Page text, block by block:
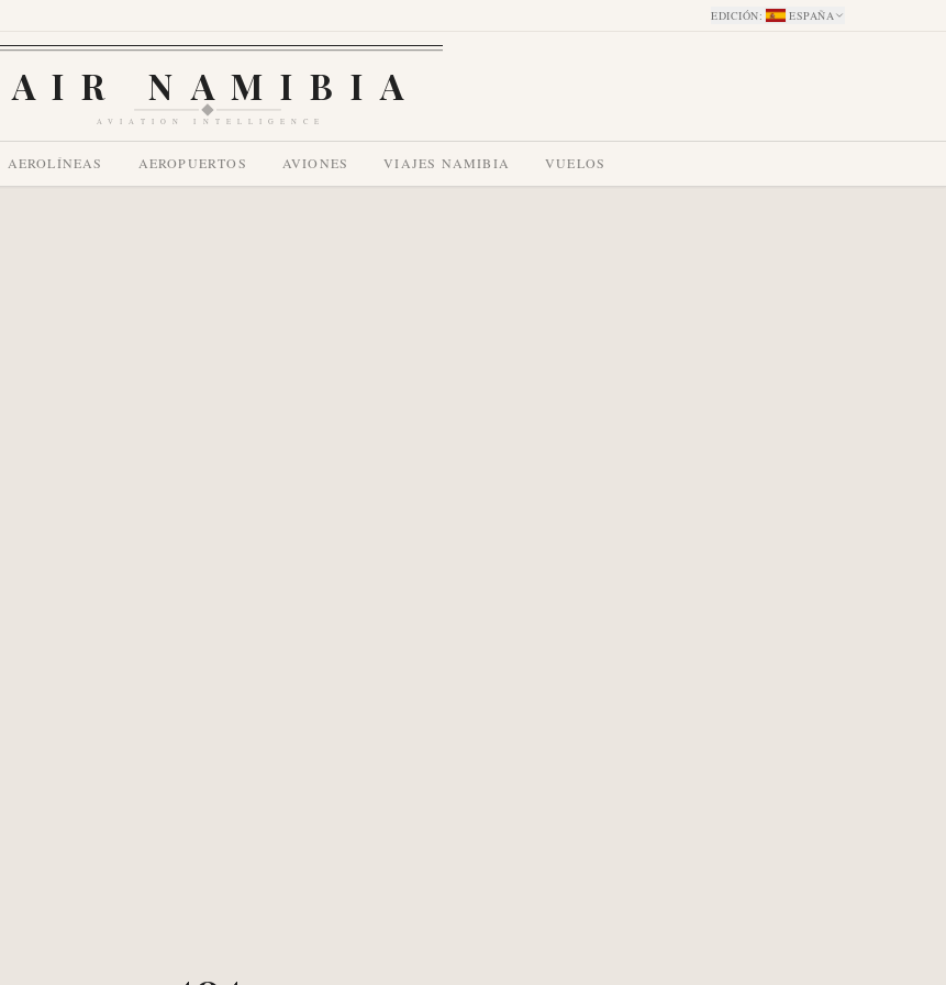
EDICIÓN: ESPAÑA
AIR NAMIBIA
AVIATION INTELLIGENCE
AEROLÍNEAS AEROPUERTOS AVIONES VIAJES NAMIBIA VUELOS